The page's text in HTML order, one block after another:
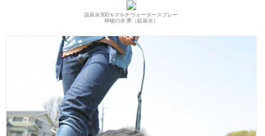
温泉水100％マルチウォータースプレー
神秘の水 夢（鉱泉水）